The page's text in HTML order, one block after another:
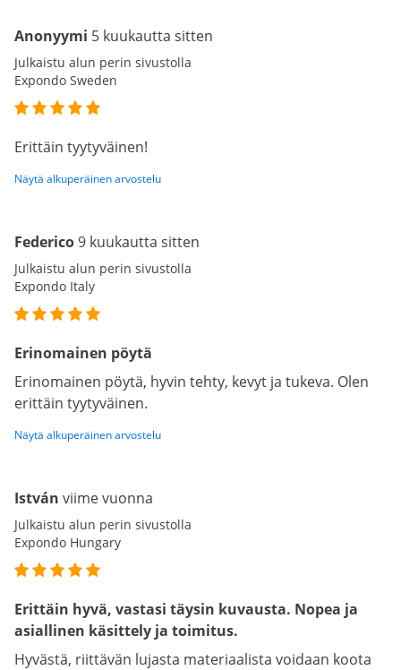
Anonyymi 5 kuukautta sitten
Julkaistu alun perin sivustolla
Expondo Sweden
Erittäin tyytyväinen!
Näytä alkuperäinen arvostelu
Federico9 kuukautta sitten
Julkaistu alun perin sivustolla
Expondo Italy
Erinomainen pöytä
Erinomainen pöytä, hyvin tehty, kevyt ja tukeva. Olen
erittäin tyytyväinen.
Näytä alkuperäinen arvostelu
István viime vuonna
Julkaistu alun perin sivustolla
Expondo Hungary
Erittäin hyvä, vastasi täysin kuvausta. Nopea ja
asiallinen käsittely ja toimitus.
Hyvästä, riittävän lujasta materiaalista voidaan koota